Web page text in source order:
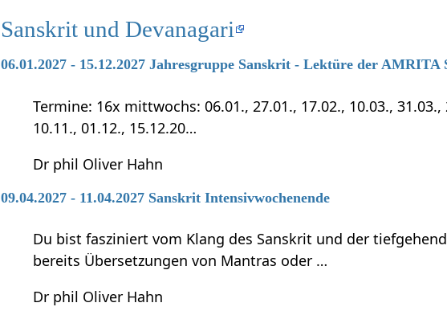
Sanskrit und Devanagari
06.01.2027 - 15.12.2027 Jahresgruppe Sanskrit - Lektüre der
Termine: 16x mittwochs: 06.01., 27.01., 17.02., 10.03.,
10.11., 01.12., 15.12.20…
Dr phil Oliver Hahn
09.04.2027 - 11.04.2027 Sanskrit Intensivwochenende
Du bist fasziniert vom Klang des Sanskrit und der
bereits Übersetzungen von Mantras oder …
Dr phil Oliver Hahn